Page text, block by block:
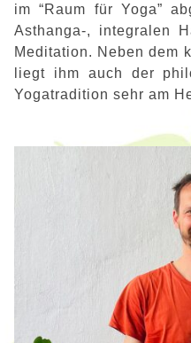
im “Raum für Yoga”
Asthanga-, integralen
Meditation. Neben dem
liegt ihm auch der
Yogatradition sehr am